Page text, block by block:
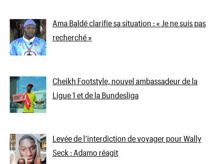
Ama Baldé clarifie sa situation : « Je ne suis pas
recherché »
Cheikh Footstyle, nouvel ambassadeur de la
Ligue 1 et de la Bundesliga
Levée de l’interdiction de voyager pour Wally
Seck : Adamo réagit